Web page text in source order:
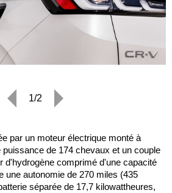
1/2
par un moteur électrique monté à
puissance de 174 chevaux et un couple
d'hydrogène comprimé d'une capacité
une autonomie de 270 miles (435
séparée de 17,7 kilowattheures,